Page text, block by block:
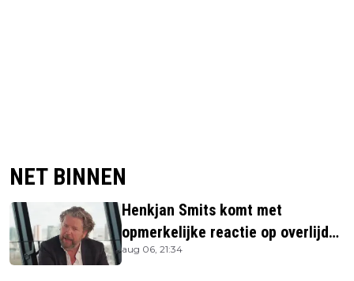
NET BINNEN
Henkjan Smits komt met
opmerkelijke reactie op overlijden
Jerney Kaagman
aug 06, 21:34